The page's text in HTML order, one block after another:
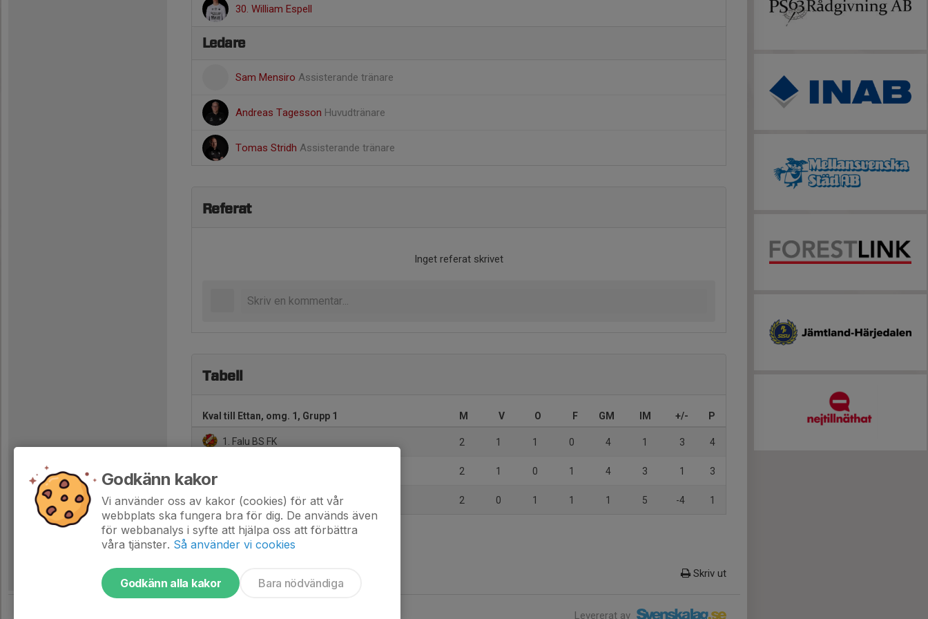
30. William Espell
Ledare
Sam Mensiro Assisterande tränare
Andreas Tagesson Huvudtränare
Tomas Stridh Assisterande tränare
Referat
Inget referat skrivet
Tabell
Kval till Ettan, omg. 1, Grupp 1 M V O F GM IM +/- P
1. Falu BS FK 2 1 1 0 4 1 3 4
2 1 0 1 4 3 1 3
3. IFK Östersund 2 0 1 1 1 5 -4 1
Skriv ut
Levererat av
Godkänn kakor
Vi använder oss av kakor (cookies) för att vår
webbplats ska fungera bra för dig. De används även
för webbanalys i syfte att hjälpa oss att förbättra
våra tjänster. Så använder vi cookies
Godkänn alla kakor Bara nödvändiga